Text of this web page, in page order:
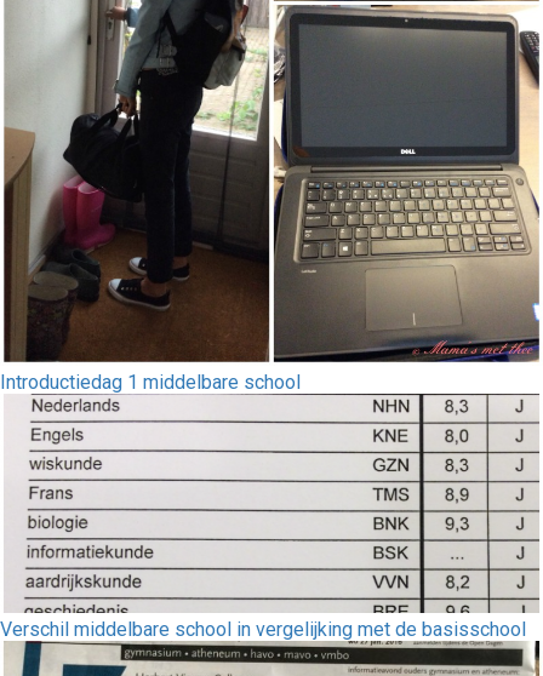
Introductiedag 1 middelbare school
Verschil middelbare school in vergelijking met de basisschool